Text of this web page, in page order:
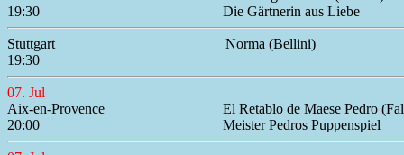
19:30
Die Gärtnerin aus Liebe
Stuttgart
Norma (Bellini)
19:30
07. Jul
Aix-en-Provence
El Retablo de Maese Pedro
20:00
Meister Pedros Puppenspiel